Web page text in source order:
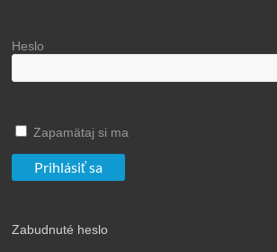
Heslo
Zapamätaj si ma
Zabudnuté heslo